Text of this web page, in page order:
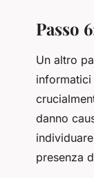
Passo
Un altro
informatici
danno
presenza